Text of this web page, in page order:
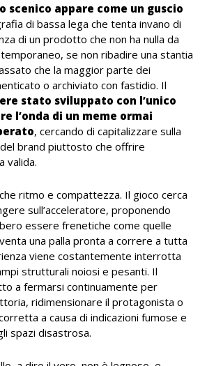
scenico appare come un guscio
di bassa lega che tenta invano di
di un prodotto che non ha nulla da
se non ribadire una stantia
che la maggior parte dei
o archiviato con fastidio. Il
stato sviluppato con l’unico
l’onda di un meme ormai
, cercando di capitalizzare sulla
brand piuttosto che offrire
valida.
ritmo e compattezza. Il gioco cerca
sull’acceleratore, proponendo
essere frenetiche come quelle
una palla pronta a correre a tutta
viene costantemente interrotta
strutturali noiosi e pesanti. Il
a fermarsi continuamente per
ridimensionare il protagonista o
a causa di indicazioni fumose e
spazi disastrosa.